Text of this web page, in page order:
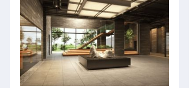
ホテルフロント│大和ハウスグルー
プの新規開業ホテル／賞与・社宅制
度有